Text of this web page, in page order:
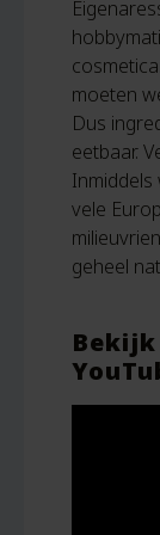
moeten
Dus
eetbaar.
vele
geheel